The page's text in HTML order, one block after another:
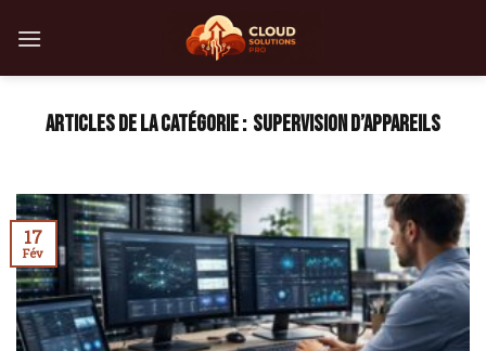
SUPERVISION D’APPAREILS
17
Fév